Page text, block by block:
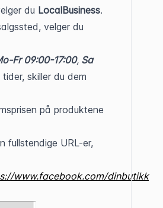
du LocalBusiness.
Fr 09:00-17:00, Sa
skiller du dem
på produktene
fullstendige URL-er,
www.facebook.com/dinbutikk